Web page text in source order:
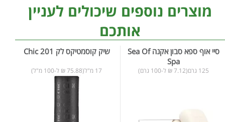
מוצרים נוספים שיכולים לעניין
אותכם
סיי אוף ספא סבון אקנה Sea Of
Spa
125 גרם(7.12 ₪ ל-100 גרם)
שיק קוסמטיקס לק 201 Chic
17 מ"ל(75.88 ₪ ל-100 מ"ל)